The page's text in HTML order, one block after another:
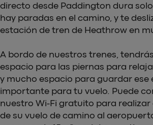
directo desde Paddington dura
hay paradas en el camino, y te
estación de tren de Heathrow en
A bordo de nuestros trenes,
espacio para las piernas para
y mucho espacio para guardar ese
importante para tu vuelo. Puede
nuestro Wi-Fi gratuito para realizar
de su vuelo de camino al